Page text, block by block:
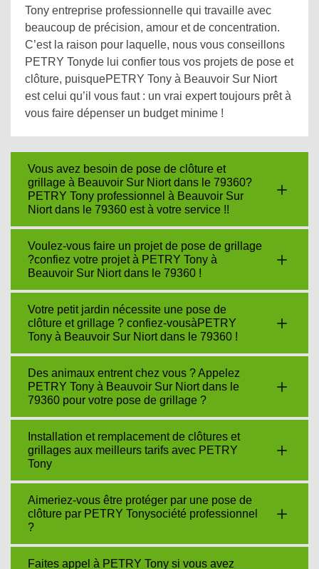
Tony entreprise professionnelle qui travaille avec
beaucoup de précision, amour et de concentration.
C’est la raison pour laquelle, nous vous conseillons
PETRY Tonyde lui confier tous vos projets de pose et
clôture, puisquePETRY Tony à Beauvoir Sur Niort
est celui qu’il vous faut : un vrai expert toujours prêt à
vous faire dépenser un budget minime !
Vous avez besoin de pose de clôture et
grillage à Beauvoir Sur Niort dans le 79360?
PETRY Tony professionnel à Beauvoir Sur
Niort dans le 79360 est à votre service !!
Voulez-vous faire un projet de pose de grillage
?confiez votre projet à PETRY Tony à
Beauvoir Sur Niort dans le 79360 !
Votre petit jardin nécessite une pose de
clôture et grillage ? confiez-vousàPETRY
Tony à Beauvoir Sur Niort dans le 79360 !
Des animaux entrent chez vous ? Appelez
PETRY Tony à Beauvoir Sur Niort dans le
79360 pour votre pose de grillage ?
Installation et remplacement de clôtures et
grillages aux meilleurs tarifs avec PETRY
Tony
Aimeriez-vous être protéger par une pose de
clôture par PETRY Tonysociété professionnel
?
Faites appel à PETRY Tony si vous avez